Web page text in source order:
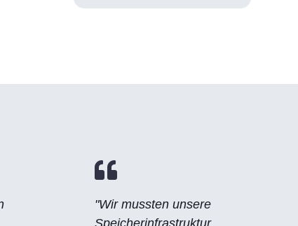

"Wir mussten unsere